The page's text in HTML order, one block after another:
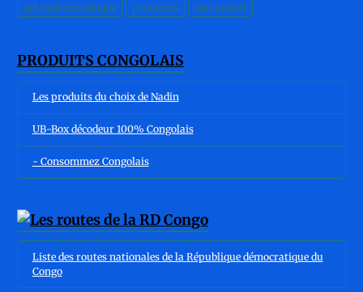
gel hydroalcoolique
provinces test positif
PRODUITS CONGOLAIS
Les produits du choix de Nadin
UB-Box décodeur 100% Congolais
- Consommez Congolais
Liste des routes nationales de la République démocratique du
Congo